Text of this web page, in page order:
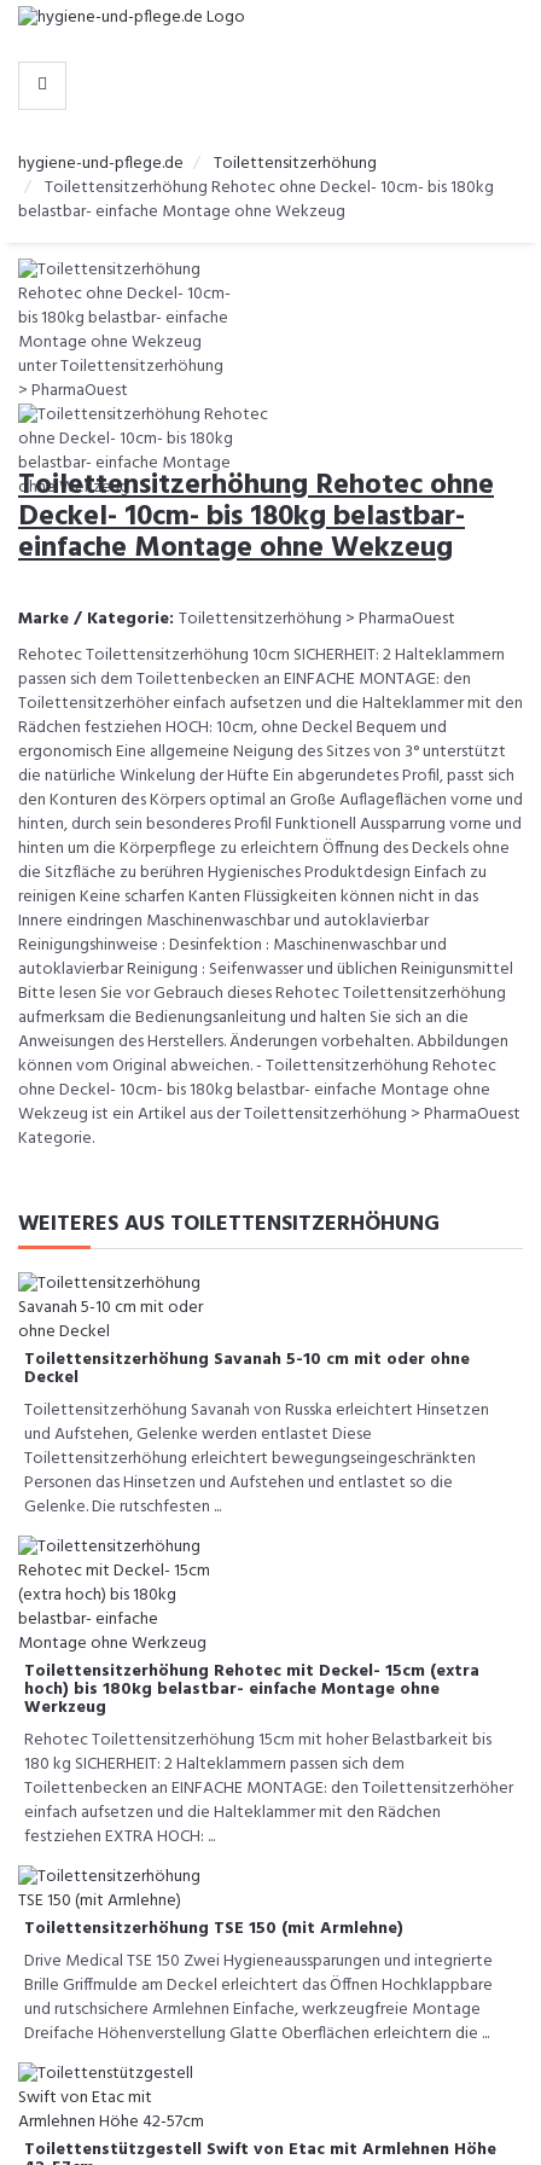
-
KATEGORIEN
hygiene-und-pflege.de
Toilettensitzerhöhung
Toilettensitzerhöhung Rehotec ohne Deckel- 10cm- bis 180kg
belastbar- einfache Montage ohne Wekzeug
Toilettensitzerhöhung Rehotec ohne
Deckel- 10cm- bis 180kg belastbar-
einfache Montage ohne Wekzeug
Marke / Kategorie: Toilettensitzerhöhung > PharmaOuest
Rehotec Toilettensitzerhöhung 10cm SICHERHEIT: 2 Halteklammern
passen sich dem Toilettenbecken an EINFACHE MONTAGE: den
Toilettensitzerhöher einfach aufsetzen und die Halteklammer mit den
Rädchen festziehen HOCH: 10cm, ohne Deckel Bequem und
ergonomisch Eine allgemeine Neigung des Sitzes von 3° unterstützt
die natürliche Winkelung der Hüfte Ein abgerundetes Profil, passt sich
den Konturen des Körpers optimal an Große Auflageflächen vorne und
hinten, durch sein besonderes Profil Funktionell Aussparrung vorne und
hinten um die Körperpflege zu erleichtern Öffnung des Deckels ohne
die Sitzfläche zu berühren Hygienisches Produktdesign Einfach zu
reinigen Keine scharfen Kanten Flüssigkeiten können nicht in das
Innere eindringen Maschinenwaschbar und autoklavierbar
Reinigungshinweise : Desinfektion : Maschinenwaschbar und
autoklavierbar Reinigung : Seifenwasser und üblichen Reinigunsmittel
Bitte lesen Sie vor Gebrauch dieses Rehotec Toilettensitzerhöhung
aufmerksam die Bedienungsanleitung und halten Sie sich an die
Anweisungen des Herstellers. Änderungen vorbehalten. Abbildungen
können vom Original abweichen. - Toilettensitzerhöhung Rehotec
ohne Deckel- 10cm- bis 180kg belastbar- einfache Montage ohne
Wekzeug ist ein Artikel aus der Toilettensitzerhöhung > PharmaOuest
Kategorie.
WEITERES AUS TOILETTENSITZERHÖHUNG
Toilettensitzerhöhung Savanah 5-10 cm mit oder ohne
Deckel
Toilettensitzerhöhung Savanah von Russka erleichtert Hinsetzen
und Aufstehen, Gelenke werden entlastet Diese
Toilettensitzerhöhung erleichtert bewegungseingeschränkten
Personen das Hinsetzen und Aufstehen und entlastet so die
Gelenke. Die rutschfesten ...
Toilettensitzerhöhung Rehotec mit Deckel- 15cm (extra
hoch) bis 180kg belastbar- einfache Montage ohne
Werkzeug
Rehotec Toilettensitzerhöhung 15cm mit hoher Belastbarkeit bis
180 kg SICHERHEIT: 2 Halteklammern passen sich dem
Toilettenbecken an EINFACHE MONTAGE: den Toilettensitzerhöher
einfach aufsetzen und die Halteklammer mit den Rädchen
festziehen EXTRA HOCH: ...
Toilettensitzerhöhung TSE 150 (mit Armlehne)
Drive Medical TSE 150 Zwei Hygieneaussparungen und integrierte
Brille Griffmulde am Deckel erleichtert das Öffnen Hochklappbare
und rutschsichere Armlehnen Einfache, werkzeugfreie Montage
Dreifache Höhenverstellung Glatte Oberflächen erleichtern die ...
Toilettenstützgestell Swift von Etac mit Armlehnen Höhe